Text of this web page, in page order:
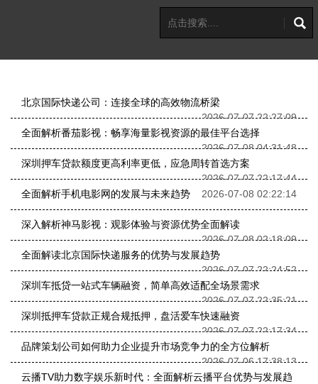
北京国际快递公司：连接全球的高效物流桥梁
2026-07-07 22:27:09
全面解析番茄影视：畅享海量影视资源的最佳平台选择
2026-07-08 04:31:48
深圳押车贷款额度更高利率更低，应急周转首选方案
2026-07-07 22:17:44
全面解析手机电影网的发展与未来趋势
2026-07-08 02:22:14
深入解析神马影视：观影体验与资源优势全面解读
2026-07-08 02:18:09
全面解读北京国际快递服务的优势与发展趋势
2026-07-07 22:24:52
深圳车抵贷一站式车辆融资，简单高效适配全场景需求
2026-07-07 22:35:21
深圳抵押车贷款正规合规抵押，盘活爱车快速融资
2026-07-07 22:17:34
品牌策划公司如何助力企业提升市场竞争力的全方位解析
2026-07-06 17:38:13
云播TV助力数字娱乐新时代：全面解析云播平台优势与发展趋